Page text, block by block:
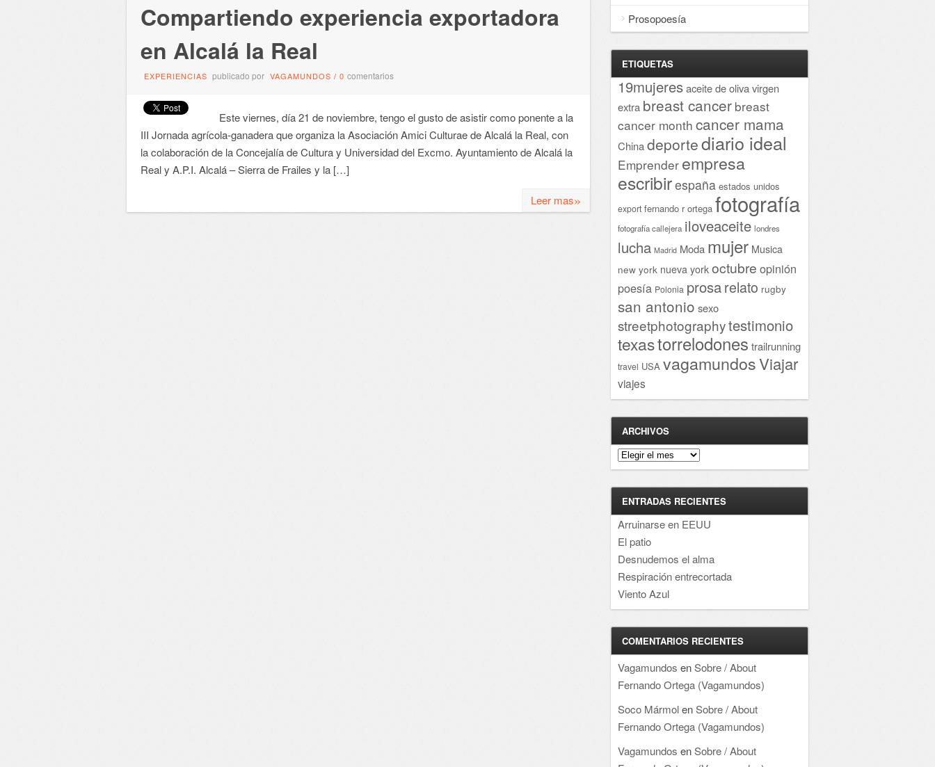
Compartiendo experiencia exportadora
en Alcalá la Real
EXPERIENCIAS publicado por VAGAMUNDOS / 0 comentarios
Este viernes, día 21 de noviembre, tengo el gusto de asistir como ponente a la
III Jornada agrícola-ganadera que organiza la Asociación Amici Culturae de Alcalá la Real, con
la colaboración de la Concejalía de Cultura y Universidad del Excmo. Ayuntamiento de Alcalá la
Real y A.P.I. Alcalá – Sierra de Frailes y la […]
Leer mas»
Prosopoesía
ETIQUETAS
19mujeresaceite de oliva virgen
extra breast cancer breast
cancer month cancer mama
Chinadeportediario ideal
Emprender empresa
escribirespaña estados unidos
export fernando r ortega fotografía
fotografía callejera iloveaceite londres
lucha Madrid Moda mujer Musica
new york nueva york octubre opinión
poesía Polonia prosarelato rugby
san antonio sexo
streetphotographytestimonio
texastorrelodones trailrunning
travel USA vagamundosViajar
viajes
ARCHIVOS
Archivos
ENTRADAS RECIENTES
Arruinarse en EEUU
El patio
Desnudemos el alma
Respiración entrecortada
Viento Azul
COMENTARIOS RECIENTES
Vagamundos enSobre / About
Fernando Ortega (Vagamundos)
Soco MármolenSobre / About
Fernando Ortega (Vagamundos)
Vagamundos enSobre / About